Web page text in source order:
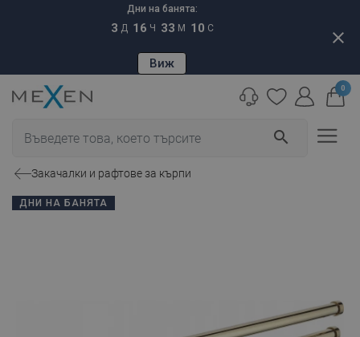
Дни на банята:
3 Д 16 Ч 33 М 09 С
Виж
close
search
0
Закачалки и рафтове за кърпи
ДНИ НА БАНЯТА